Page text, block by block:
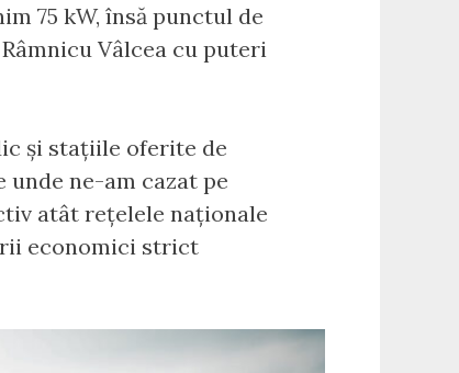
75 kW, însă punctul de
Vâlcea cu puteri
și stațiile oferite de
ne-am cazat pe
atât rețelele naționale
economici strict